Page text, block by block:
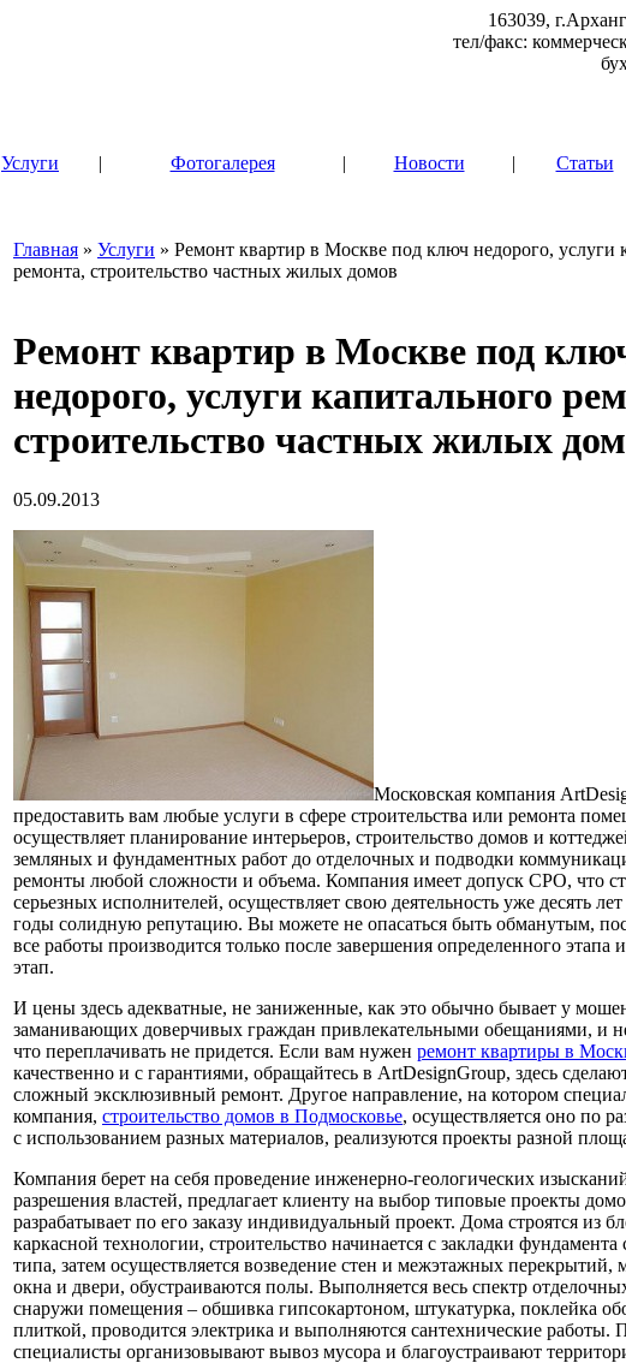
163039,
тел/факс:
Услуги | Фотогалерея | Новости | Статьи
Главная » Услуги » Ремонт квартир в Москве под ключ недорого, услуги
ремонта, строительство частных жилых домов
Ремонт квартир в Москве под
недорого, услуги капитального
строительство частных жилых
05.09.2013
Московская компания
предоставить вам любые услуги в сфере строительства или ремонта
осуществляет планирование интерьеров, строительство домов и
земляных и фундаментных работ до отделочных и подводки
ремонты любой сложности и объема. Компания имеет допуск СРО, что
серьезных исполнителей, осуществляет свою деятельность уже десять лет
годы солидную репутацию. Вы можете не опасаться быть обманутым,
все работы производится только после завершения определенного этапа
этап.
И цены здесь адекватные, не заниженные, как это обычно бывает у
заманивающих доверчивых граждан привлекательными обещаниями, и
что переплачивать не придется. Если вам нужен ремонт квартиры в
качественно и с гарантиями, обращайтесь в ArtDesignGroup, здесь
сложный эксклюзивный ремонт. Другое направление, на котором
компания, строительство домов в Подмосковье, осуществляется оно по
с использованием разных материалов, реализуются проекты разной
Компания берет на себя проведение инженерно-геологических
разрешения властей, предлагает клиенту на выбор типовые проекты
разрабатывает по его заказу индивидуальный проект. Дома строятся из
каркасной технологии, строительство начинается с закладки
типа, затем осуществляется возведение стен и межэтажных перекрытий,
окна и двери, обустраиваются полы. Выполняется весь спектр
снаружи помещения – обшивка гипсокартоном, штукатурка, поклейка
плиткой, проводится электрика и выполняются сантехнические работы.
специалисты организовывают вывоз мусора и благоустраивают